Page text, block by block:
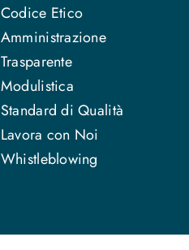
Codice Etico
Amministrazione
Trasparente
Modulistica
Standard di Qualità
Lavora con Noi
Whistleblowing